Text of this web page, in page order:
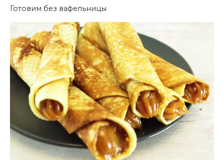
Готовим без вафельницы